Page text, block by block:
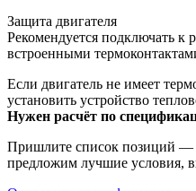
Защита двигателя
Рекомендуется подключать к
встроенными
Если двигатель не имеет
установить устройство
Нужен расчёт по
Пришлите список позиций —
предложим лучшие условия,